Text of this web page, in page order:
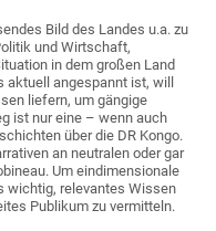
Bild des Landes u.a. zu
und Wirtschaft,
in dem großen Land
angespannt ist, will
liefern, um gängige
ist nur eine – wenn auch
über die DR Kongo.
an neutralen oder gar
Um eindimensionale
wichtig, relevantes Wissen
Publikum zu vermitteln.